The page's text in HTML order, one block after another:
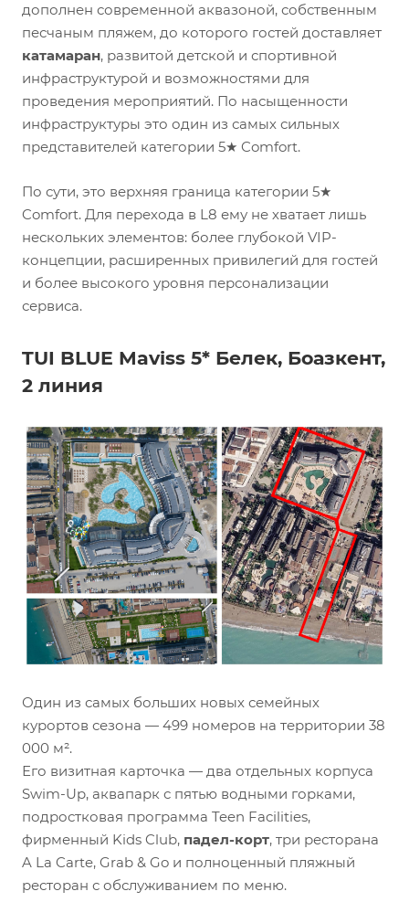
дополнен современной аквазоной, собственным
песчаным пляжем, до которого гостей доставляет
катамаран, развитой детской и спортивной
инфраструктурой и возможностями для
проведения мероприятий. По насыщенности
инфраструктуры это один из самых сильных
представителей категории 5★ Comfort.
По сути, это верхняя граница категории 5★
Comfort. Для перехода в L8 ему не хватает лишь
нескольких элементов: более глубокой VIP-
концепции, расширенных привилегий для гостей
и более высокого уровня персонализации
сервиса.
TUI BLUE Maviss 5* Белек, Боазкент,
2 линия
Один из самых больших новых семейных
курортов сезона — 499 номеров на территории 38
000 м².
Его визитная карточка — два отдельных корпуса
Swim-Up, аквапарк с пятью водными горками,
подростковая программа Teen Facilities,
фирменный Kids Club, падел-корт, три ресторана
A La Carte, Grab & Go и полноценный пляжный
ресторан с обслуживанием по меню.